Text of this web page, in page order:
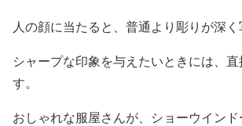
人の顔に当たると、普通より彫りが深く
シャープな印象を与えたいときには、
す。
おしゃれな服屋さんが、ショーウイン